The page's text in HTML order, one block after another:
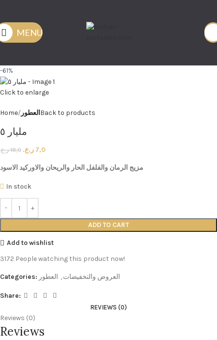
MENU
-61%
Click to enlarge
Home العطور Back to products
مليار ٥
18,0 ر.ع. 7,0 ر.ع.
مزيج الرمان والفلفل الحار والريحان والاوركيد الاسود
In stock
ADD TO CART
Add to wishlist
3172 People watching this product now!
Categories: العروض والتخفيضات, العطور
Share:
REVIEWS (0)
Reviews (0)
Reviews